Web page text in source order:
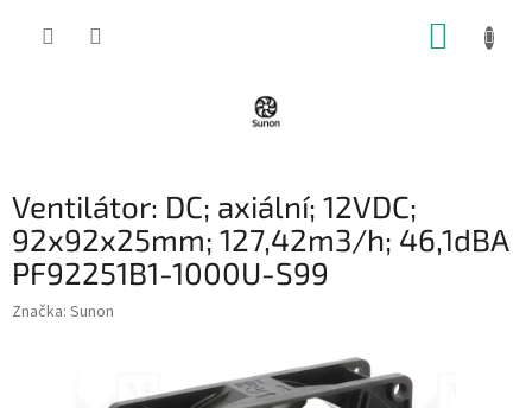
Ventilátor: DC; axiální; 12VDC;
92x92x25mm; 127,42m3/h; 46,1dBA
PF92251B1-1000U-S99
Značka: Sunon